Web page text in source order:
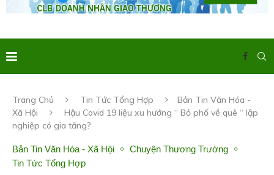
Trang Chủ Tin Tức Tổng Hợp
Bản Tin Văn Hóa -
Xã Hội
Hậu Covid 19 liệu xu hướng “ Bỏ phố về quê “ lập
nghiệp có gia tăng?
Bản Tin Văn Hóa - Xã Hội
Chuyện Thương Trường
Tin Tức Tổng Hợp